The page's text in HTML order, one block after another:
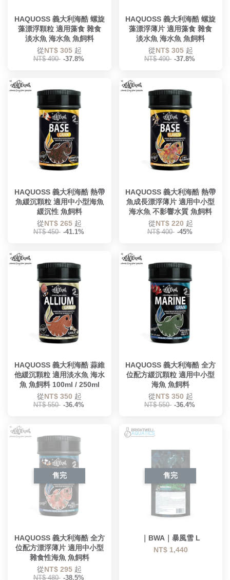
HAQUOSS 義大利海酷 螺旋
藻漂浮顆粒 適用藻食 雜食
淡水魚 海水魚 魚飼料
從NT$ 305 起
NT$ 490 -37.8%
HAQUOSS 義大利海酷 螺旋
藻漂浮薄片 適用藻食 雜食
淡水魚 海水魚 魚飼料
從NT$ 305 起
NT$ 490 -37.8%
HAQUOSS 義大利海酷 熱帶
魚緩沉顆粒 適用中小型海魚
緩沉性 魚飼料
從NT$ 265 起
NT$ 450 -41.1%
HAQUOSS 義大利海酷 熱帶
魚成長漂浮薄片 適用中小型
海水魚 不影響水質 魚飼料
從NT$ 220 起
NT$ 400 -45%
HAQUOSS 義大利海酷 蒜維
他緩沉顆粒 適用淡水魚 海水
魚 魚飼料 100ml / 250ml
從NT$ 350 起
NT$ 550 -36.4%
HAQUOSS 義大利海酷 全方
位配方緩沉顆粒 適用中小型
海魚 魚飼料
從NT$ 350 起
NT$ 550 -36.4%
售完
HAQUOSS 義大利海酷 全方
位配方漂浮薄片 適用中小型
雜食性海魚 魚飼料
從NT$ 295 起
NT$ 480 -38.5%
售完
｜BWA｜暴風雪 L
NT$ 1,440